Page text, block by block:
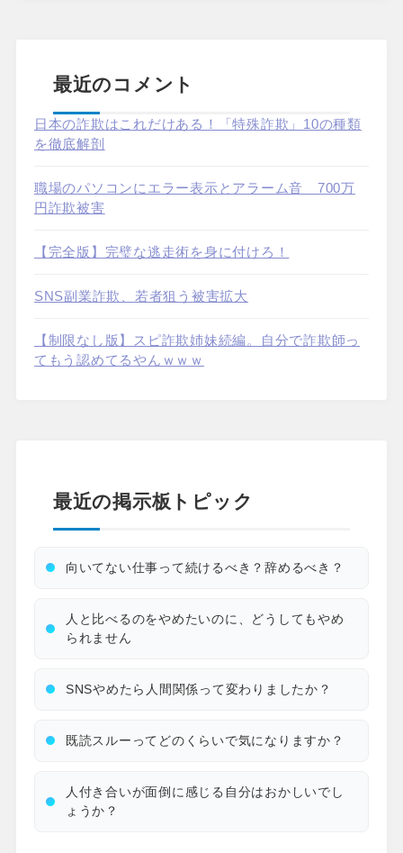
最近のコメント
日本の詐欺はこれだけある！「特殊詐欺」10の種類
を徹底解剖
職場のパソコンにエラー表示とアラーム音 700万
円詐欺被害
【完全版】完璧な逃走術を身に付けろ！
SNS副業詐欺、若者狙う被害拡大
【制限なし版】スピ詐欺姉妹続編。自分で詐欺師っ
てもう認めてるやんｗｗｗ
最近の掲示板トピック
向いてない仕事って続けるべき？辞めるべき？
人と比べるのをやめたいのに、どうしてもやめ
られません
SNSやめたら人間関係って変わりましたか？
既読スルーってどのくらいで気になりますか？
人付き合いが面倒に感じる自分はおかしいでし
ょうか？